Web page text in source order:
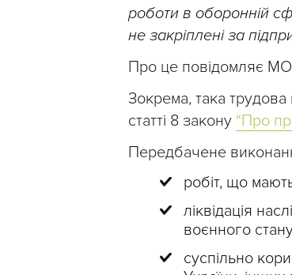
роботи в оборонній
не закріплені за
Про це повідомляє
Зокрема, така
статті 8 закону “Про
Передбачене
робіт, що
ліквідація
воєнного
суспільно